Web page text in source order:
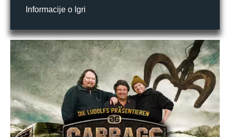
Informacije o Igri